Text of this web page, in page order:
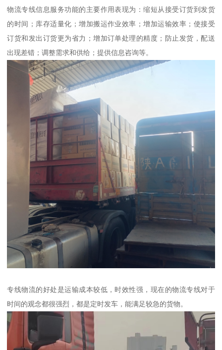
物流专线信息服务功能的主要作用表现为：缩短从接受订货到发货
的时间；库存适量化；增加搬运作业效率；增加运输效率；使接受
订货和发出订货更为省力；增加订单处理的精度；防止发货，配送
出现差错；调整需求和供给；提供信息咨询等。
专线物流的好处是运输成本较低，时效性强，现在的物流专线对于
时间的观念都很强烈，都是定时发车，能满足较急的货物。